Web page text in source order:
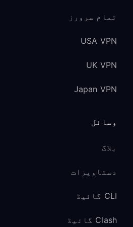
تمام سرورز
USA VPN
UK VPN
Japan VPN
وسائل
بلاگ
دستاویزات
CLI گائیڈ
Clash گائیڈ